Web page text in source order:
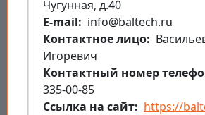
Чугунная, д.40
E-mail
info@baltech.ru
Контактное лицо
Игоревич
Контактный номер
335-00-85
Ссылка на сайт
https://